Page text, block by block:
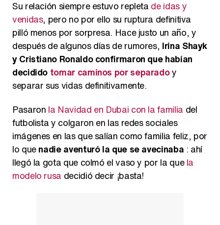
Su relación siempre estuvo repleta de idas y
venidas, pero no por ello su ruptura definitiva
pilló menos por sorpresa. Hace justo un año, y
después de algunos días de rumores, Irina Shayk
y Cristiano Ronaldo confirmaron que habían
decidido tomar caminos por separadoy
separar sus vidas definitivamente.
Pasaron la Navidad en Dubai con la familia del
futbolista y colgaron en las redes sociales
imágenes en las que salían como familia feliz, por
lo quenadie aventuró la que se avecinaba : ahí
llegó la gota que colmó el vaso y por la quela
modelo rusa decidió decir ¡basta!